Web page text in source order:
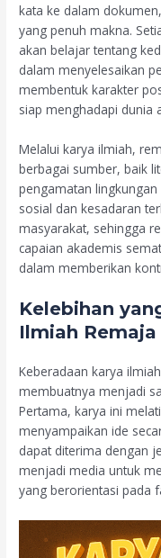
kata ke dalam
yang penuh makna.
akan belajar tentang
dalam menyelesaikan
membentuk karakter
siap menghadapi dunia
Melalui karya ilmiah,
berbagai sumber, baik
pengamatan
sosial dan kesadaran
masyarakat, sehingga
capaian akademis
dalam memberikan
Kelebihan
Ilmiah
Keberadaan karya
membuatnya menjadi
Pertama, karya ini
menyampaikan ide
dapat diterima dengan
menjadi media untuk
yang berorientasi pada